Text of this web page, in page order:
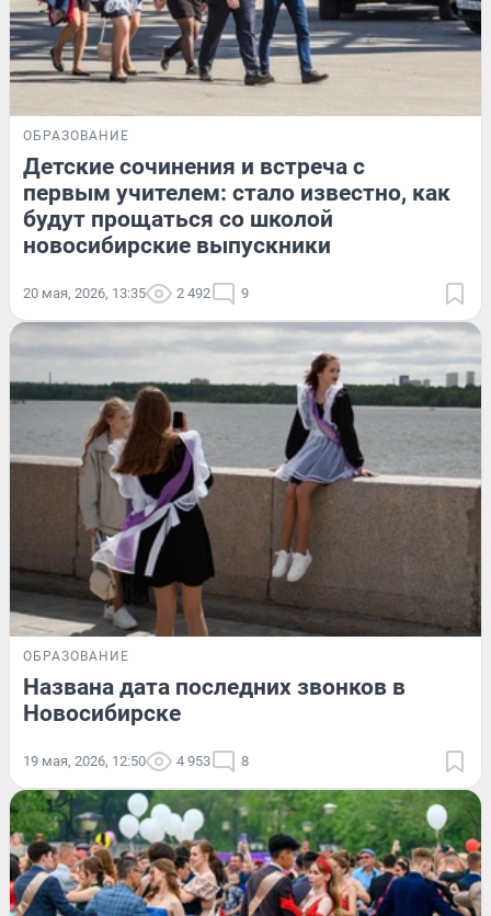
ОБРАЗОВАНИЕ
Детские сочинения и встреча с
первым учителем: стало известно, как
будут прощаться со школой
новосибирские выпускники
20 мая, 2026, 13:35 2 492 9
ОБРАЗОВАНИЕ
Названа дата последних звонков в
Новосибирске
19 мая, 2026, 12:50 4 953 8